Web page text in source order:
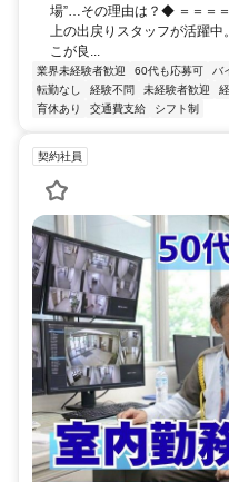
場”…その理由は？◆ ＝＝＝
上の出戻りスタッフが活躍
こが良...
業界未経験者歓迎 60代も応募可 バ
転勤なし
経験不問 未経験者歓迎
育休あり
交通費支給 シフト制
契約社員